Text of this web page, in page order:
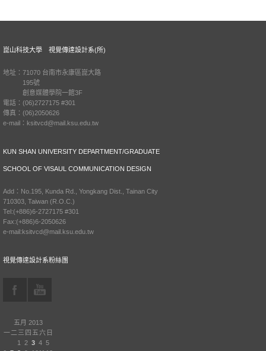
崑山科技大學 視覺傳達設計系(所)
地址：71070 台南市永康區崑大路
195號
創意媒體學院一館3F
電話：(06)2727175 #301
傳真：(06)2050626
e-mail：ksitvcd@mail.ksu.edu.tw
KUN SHAN UNIVERSITY DEPARTMENT/GRADUATE
SCHOOL OF VISAUL COMMUNICATION DESIGN
Add：No.195, Kunda Rd., Yongkang Dist., Tainan City
710303, Taiwan (R.O.C.)
Tel:(+886)6-2727175 #301
Fax:(+886)6-2050626
e-mail:ksitvcd@mail.ksu.edu.tw
視覺傳達設計系粉絲團
五月 2013
一 二 三 四 五六 日
1
2 3 4 5